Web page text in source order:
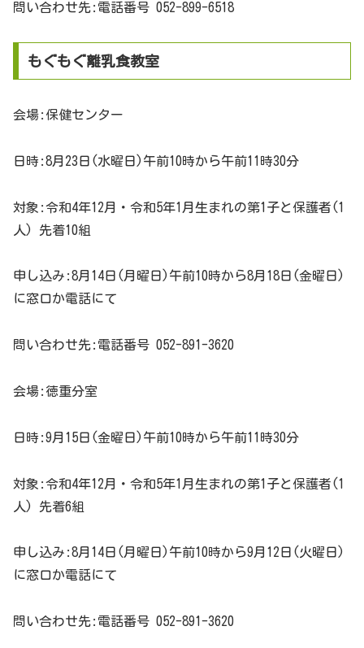
問い合わせ先:電話番号 052-899-6518
もぐもぐ離乳食教室
会場:保健センター
日時:8月23日(水曜日)午前10時から午前11時30分
対象:令和4年12月・令和5年1月生まれの第1子と保護者(1
人) 先着10組
申し込み:8月14日(月曜日)午前10時から8月18日(金曜日)
に窓口か電話にて
問い合わせ先:電話番号 052-891-3620
会場:徳重分室
日時:9月15日(金曜日)午前10時から午前11時30分
対象:令和4年12月・令和5年1月生まれの第1子と保護者(1
人) 先着6組
申し込み:8月14日(月曜日)午前10時から9月12日(火曜日)
に窓口か電話にて
問い合わせ先:電話番号 052-891-3620